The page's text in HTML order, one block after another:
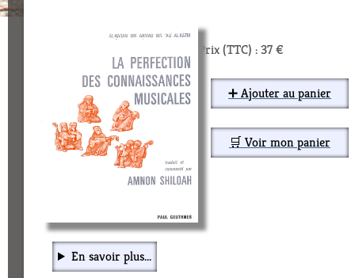
Prix (TTC) : 37 €
➕ Ajouter au panier
🛒 Voir mon panier
En savoir plus...